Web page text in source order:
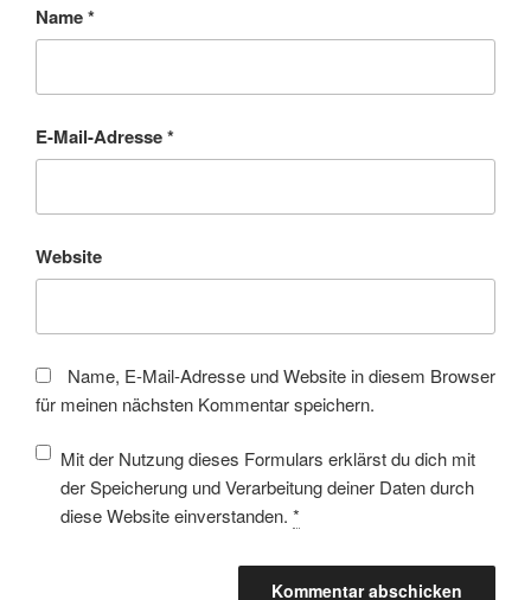
Name*
E-Mail-Adresse*
Website
Name, E-Mail-Adresse und Website in diesem Browser
für meinen nächsten Kommentar speichern.
Mit der Nutzung dieses Formulars erklärst du dich mit
der Speicherung und Verarbeitung deiner Daten durch
diese Website einverstanden. *